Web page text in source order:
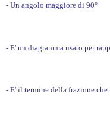
- Un angolo maggiore di 90°
- E' un diagramma usato per
- E' il termine della frazione